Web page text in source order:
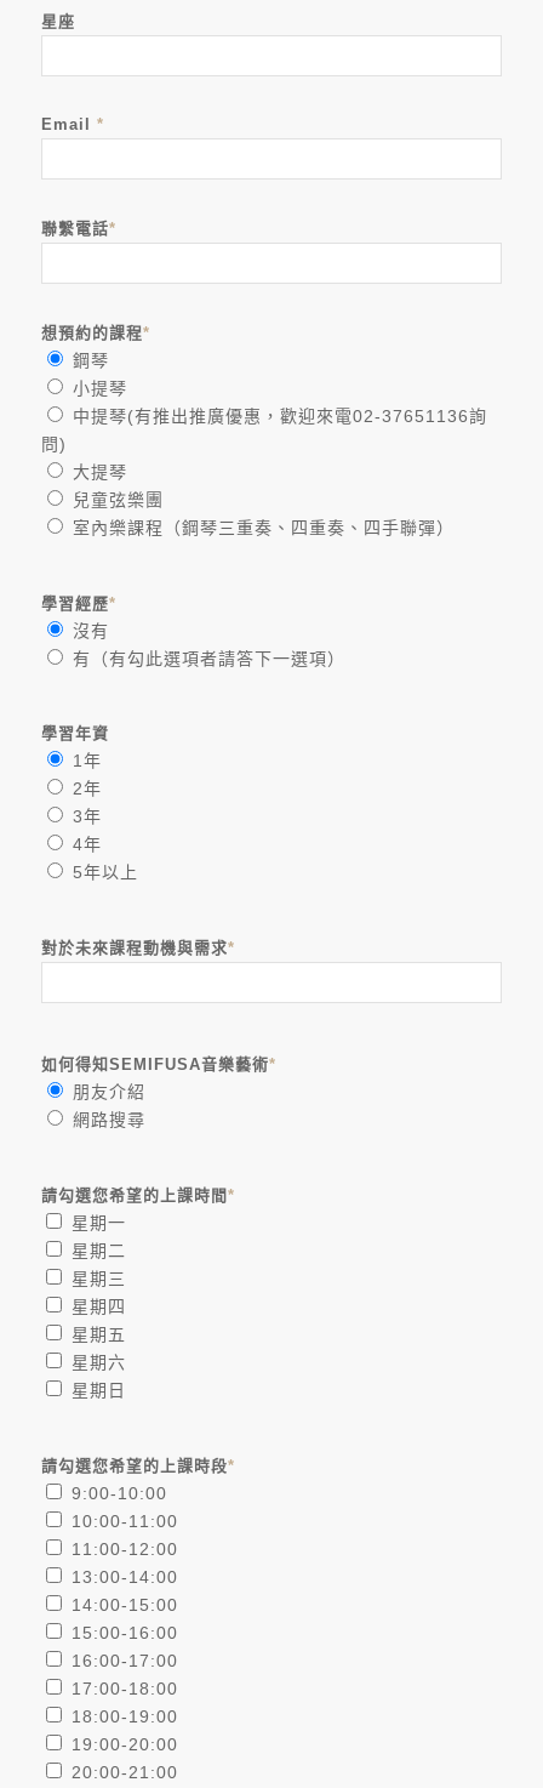
星座
Email *
聯繫電話*
想預約的課程*
鋼琴
小提琴
中提琴(有推出推廣優惠，歡迎來電02-37651136詢
問)
大提琴
兒童弦樂團
室內樂課程（鋼琴三重奏、四重奏、四手聯彈）
學習經歷*
沒有
有（有勾此選項者請答下一選項）
學習年資
1年
2年
3年
4年
5年以上
對於未來課程動機與需求*
如何得知SEMIFUSA音樂藝術*
朋友介紹
網路搜尋
請勾選您希望的上課時間 *
星期一
星期二
星期三
星期四
星期五
星期六
星期日
請勾選您希望的上課時段*
9:00-10:00
10:00-11:00
11:00-12:00
13:00-14:00
14:00-15:00
15:00-16:00
16:00-17:00
17:00-18:00
18:00-19:00
19:00-20:00
20:00-21:00